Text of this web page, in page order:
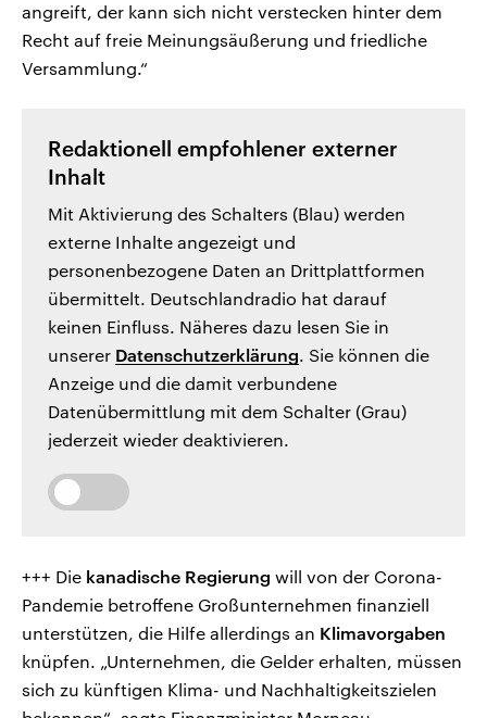
angreift, der kann sich nicht verstecken hinter dem
Recht auf freie Meinungsäußerung und friedliche
Versammlung.“
Redaktionell empfohlener externer
Inhalt
Mit Aktivierung des Schalters (Blau) werden
externe Inhalte angezeigt und
personenbezogene Daten an Drittplattformen
übermittelt. Deutschlandradio hat darauf
keinen Einfluss. Näheres dazu lesen Sie in
unserer Datenschutzerklärung. Sie können die
Anzeige und die damit verbundene
Datenübermittlung mit dem Schalter (Grau)
jederzeit wieder deaktivieren.
+++ Die kanadische Regierung will von der Corona-
Pandemie betroffene Großunternehmen finanziell
unterstützen, die Hilfe allerdings an Klimavorgaben
knüpfen. „Unternehmen, die Gelder erhalten, müssen
sich zu künftigen Klima- und Nachhaltigkeitszielen